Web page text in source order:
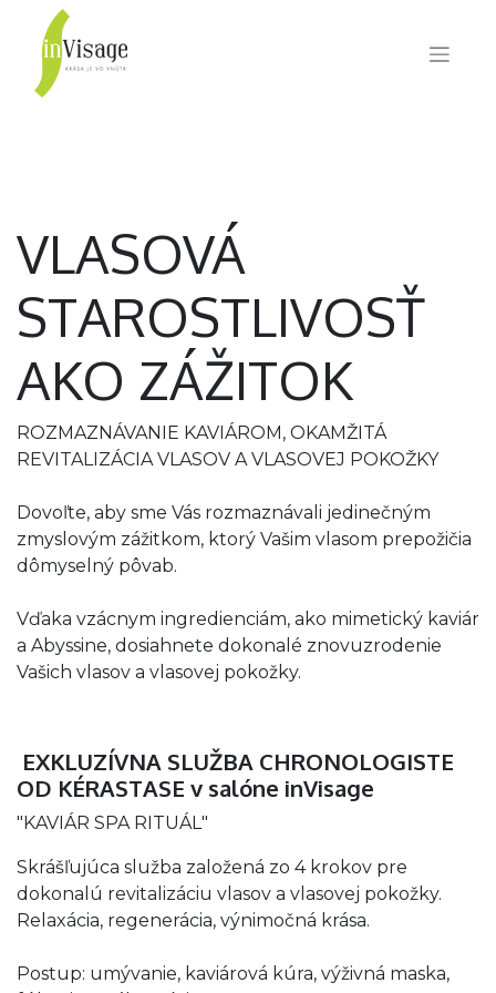
VLASOVÁ
STAROSTLIVOSŤ
AKO ZÁŽITOK
ROZMAZNÁVANIE KAVIÁROM, OKAMŽITÁ
REVITALIZÁCIA VLASOV A VLASOVEJ POKOŽKY
Dovoľte, aby sme Vás rozmaznávali jedinečným
zmyslovým zážitkom, ktorý Vašim vlasom prepožičia
dômyselný pôvab.
Vďaka vzácnym ingredienciám, ako mimetický kaviár
a Abyssine, dosiahnete dokonalé znovuzrodenie
Vašich vlasov a vlasovej pokožky.
EXKLUZÍVNA SLUŽBA CHRONOLOGISTE
OD KÉRASTASE v salóne inVisage
"KAVIÁR SPA RITUÁL"
Skrášľujúca služba založená zo 4 krokov pre
dokonalú revitalizáciu vlasov a vlasovej pokožky.
Relaxácia, regenerácia, výnimočná krása.
Postup: umývanie, kaviárová kúra, výživná maska,